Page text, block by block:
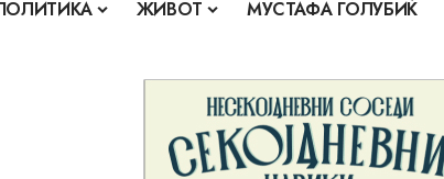
ЖИВОТ МУСТАФА ГОЛУБИЌ